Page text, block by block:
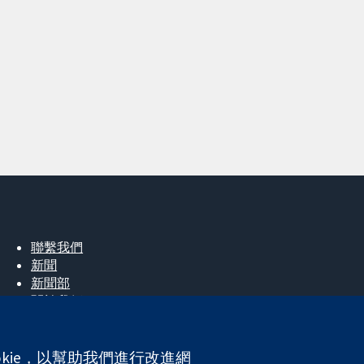
聯繫我們
新聞
新聞部
關於我們
，以幫助我們進行改進網